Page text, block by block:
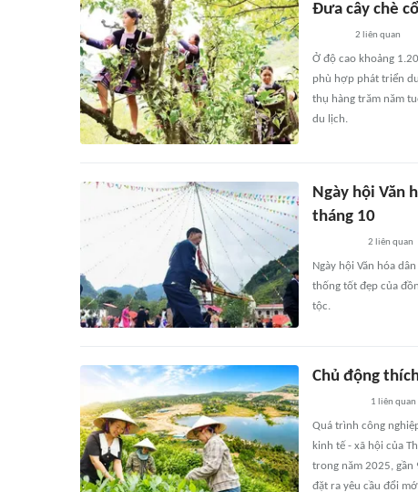
Đưa cây chè
2 liên quan
Ở độ cao khoảng
phù hợp phát triển
thụ hàng trăm năm
du lịch.
Ngày hội Văn
tháng 10
2 liên quan
Ngày hội Văn hóa
thống tốt đẹp của
tộc.
Chủ động
1 liên quan
Quá trình công
kinh tế - xã hội của
trong năm 2025, gần
đặt ra yêu cầu đổi